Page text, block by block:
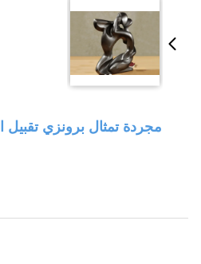
مجردة تمثال برونزي تقبيل